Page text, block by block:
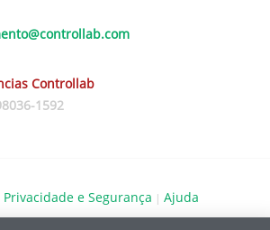
Controllab
1592
e Segurança | Ajuda